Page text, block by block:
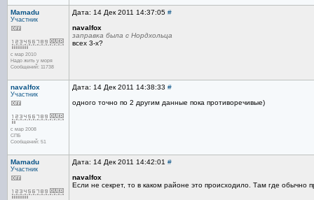
Mamadu
Участник
с мар 2010
Надо жить у моря
Сообщений: 11738
Дата: 14 Дек 2011 14:37:05 #
navalfox
заправка была с Нордхольца
всех 3-х?
navalfox
Участник
с мар 2008
СПБ
Сообщений: 51
Дата: 14 Дек 2011 14:38:33 #
одного точно по 2 другим данные пока противоречивые)
Mamadu
Участник
Дата: 14 Дек 2011 14:42:01 #
navalfox
Если не секрет, то в каком районе это происходило. Там где обычно